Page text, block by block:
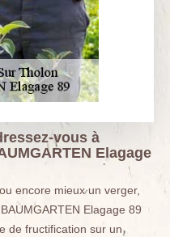
vous à
Elagage
encore mieux un verger,
Elagage 89
de fructification sur un